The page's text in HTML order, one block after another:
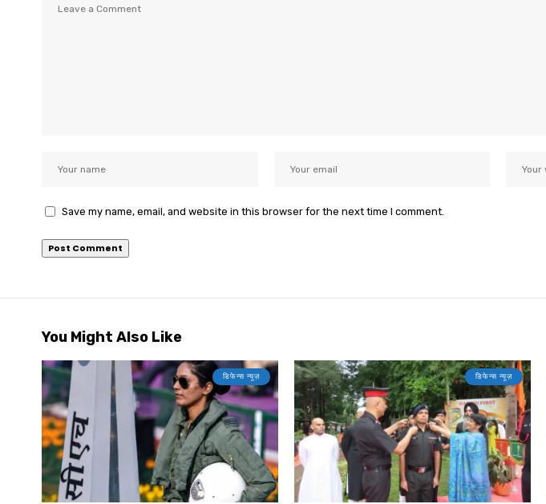
Save my name, email, and website in this browser for the next time I comment.
You Might Also Like
डिफेन्स न्यूज़ डिफेन्स न्यूज़